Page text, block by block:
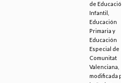
de Educación
Infantil,
Educación
Primaria y
Educación
Especial de la
Comunitat
Valenciana,
modificada por